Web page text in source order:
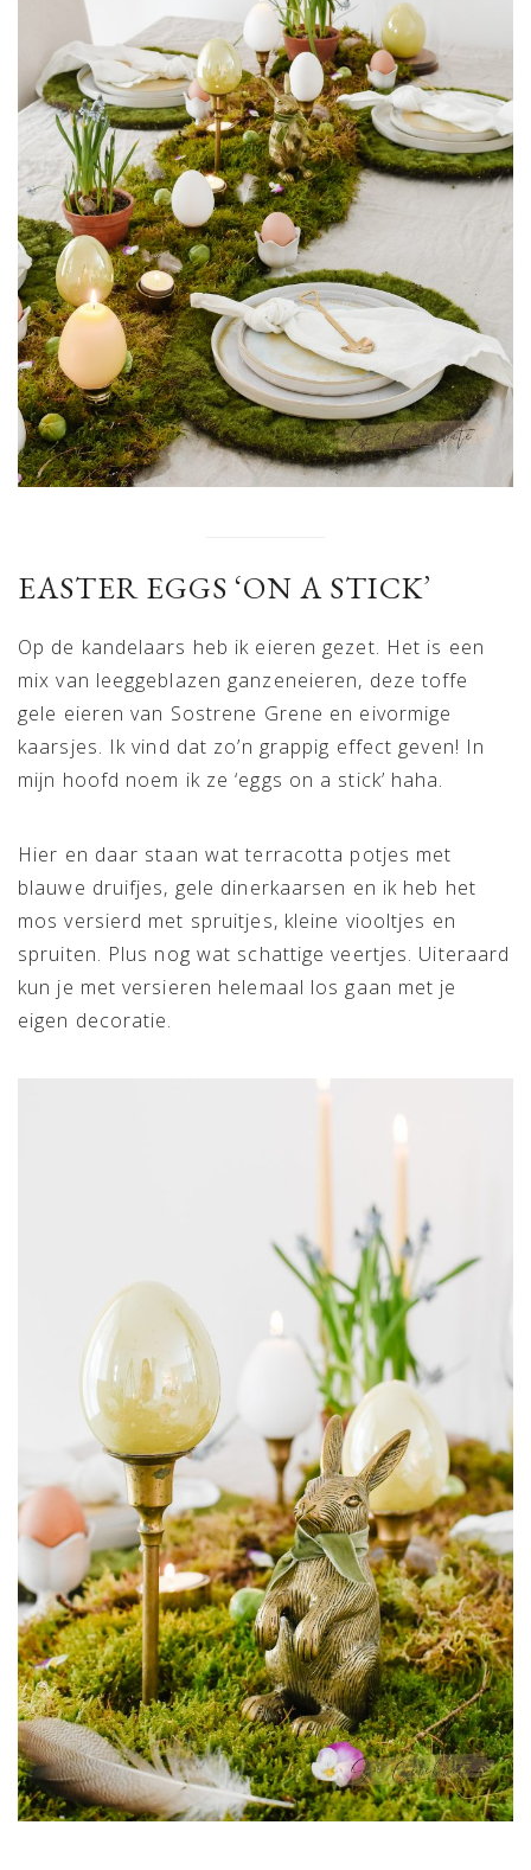
EASTER EGGS ‘ON A STICK’
Op de kandelaars heb ik eieren gezet. Het is een
mix van leeggeblazen ganzeneieren, deze toffe
gele eieren van Sostrene Grene en eivormige
kaarsjes. Ik vind dat zo’n grappig effect geven! In
mijn hoofd noem ik ze ‘eggs on a stick’ haha.
Hier en daar staan wat terracotta potjes met
blauwe druifjes, gele dinerkaarsen en ik heb het
mos versierd met spruitjes, kleine viooltjes en
spruiten. Plus nog wat schattige veertjes. Uiteraard
kun je met versieren helemaal los gaan met je
eigen decoratie.